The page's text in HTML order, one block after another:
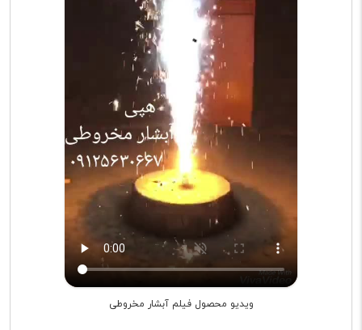
ویدیو محصول فیلم آبشار مخروطی